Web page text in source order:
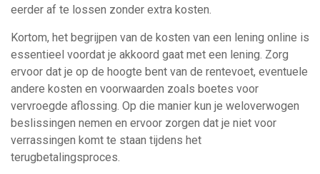
eerder af te lossen zonder extra kosten.
Kortom, het begrijpen van de kosten van een lening online is
essentieel voordat je akkoord gaat met een lening. Zorg
ervoor dat je op de hoogte bent van de rentevoet, eventuele
andere kosten en voorwaarden zoals boetes voor
vervroegde aflossing. Op die manier kun je weloverwogen
beslissingen nemen en ervoor zorgen dat je niet voor
verrassingen komt te staan tijdens het
terugbetalingsproces.